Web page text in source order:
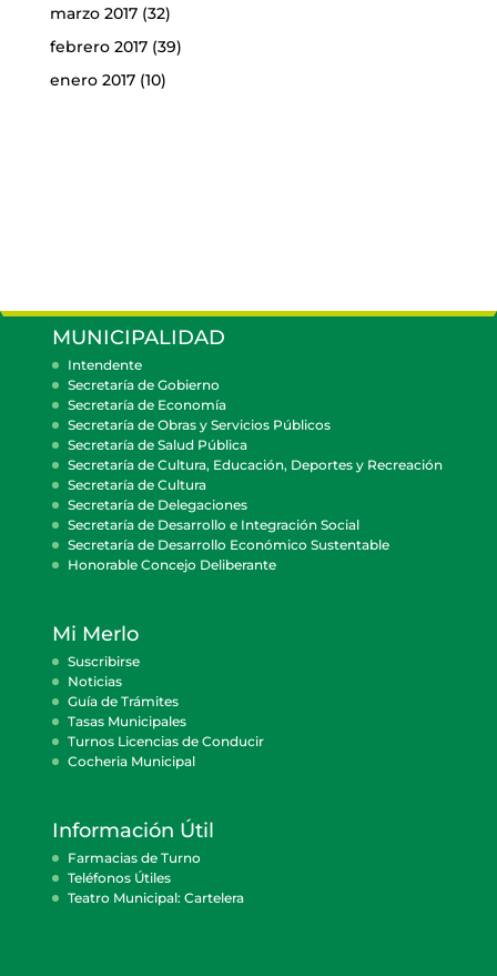
marzo 2017(32)
febrero 2017(39)
enero 2017(10)
MUNICIPALIDAD
Intendente
Secretaría de Gobierno
Secretaría de Economía
Secretaría de Obras y Servicios Públicos
Secretaría de Salud Pública
Secretaría de Cultura, Educación, Deportes y Recreación
Secretaría de Cultura
Secretaría de Delegaciones
Secretaría de Desarrollo e Integración Social
Secretaría de Desarrollo Económico Sustentable
Honorable Concejo Deliberante
Mi Merlo
Suscribirse
Noticias
Guía de Trámites
Tasas Municipales
Turnos Licencias de Conducir
Cocheria Municipal
Información Útil
Farmacias de Turno
Teléfonos Útiles
Teatro Municipal: Cartelera